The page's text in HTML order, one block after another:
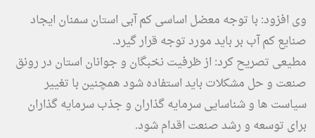
وی افزود: با توجه معضل اساسی کم آبی استان سمنان ایجاد
صنایع کم آب بر باید مورد توجه قرار گیرد.
مطیعی تصریح کرد: از ظرفیت نخبگان و جوانان استان در رونق
صنعت و حل مشکلات باید استفاده شود همچنین با تغییر
سیاست ها و شناسایی سرمایه گذاران و جذب سرمایه گذاران
برای توسعه و رشد صنعت اقدام شود.